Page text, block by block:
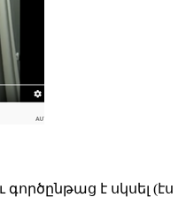
է սկսել (էս